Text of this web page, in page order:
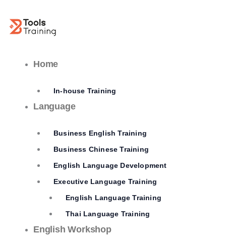
Home
In-house Training
Language
Business English Training
Business Chinese Training
English Language Development
Executive Language Training
English Language Training
Thai Language Training
English Workshop